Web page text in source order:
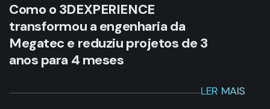
Como o 3DEXPERIENCE
transformou a engenharia da
Megatec e reduziu projetos de 3
anos para 4 meses
LER MAIS